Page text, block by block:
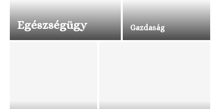
Egészségügy Gazdaság